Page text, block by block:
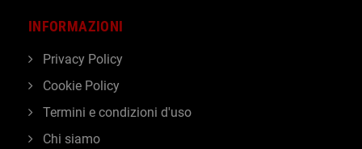
INFORMAZIONI
Privacy Policy
Cookie Policy
Termini e condizioni d'uso
Chi siamo